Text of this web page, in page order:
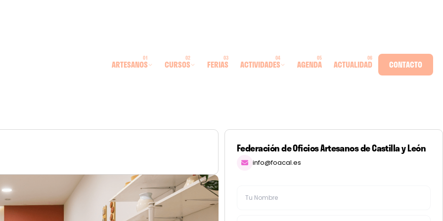
ARTESANOS CURSOS FERIAS ACTIVIDADES AGENDA ACTUALIDAD CONTACTO
Federación de Oficios Artesanos de Castilla y León
info@foacal.es